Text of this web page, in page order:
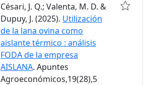
Césari, J. Q.; Valenta, M. D. &
Dupuy, J. (2025). Utilización
de la lana ovina como
aislante térmico : análisis
FODA de la empresa
AISLANA. Apuntes
Agroeconómicos,19(28),5